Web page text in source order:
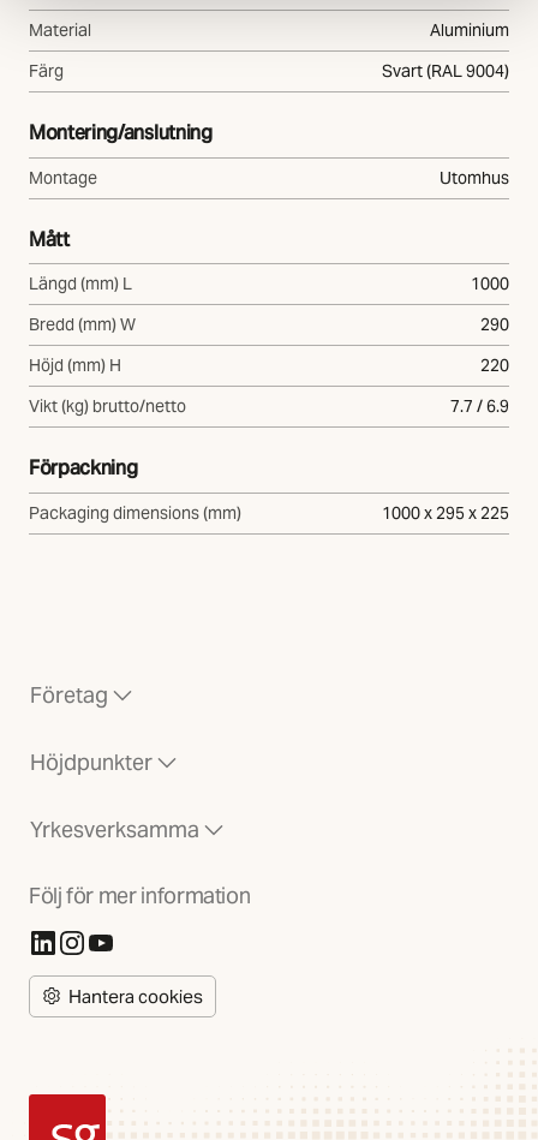
Material
Aluminium
Färg
Svart (RAL 9004)
Montering/anslutning
Montage Utomhus
Mått
Längd (mm) L
1000
Bredd (mm) W
290
Höjd (mm) H
220
Vikt (kg) brutto/netto
7.7 / 6.9
Förpackning
Packaging dimensions (mm) 1000 x 295 x 225
Företag
Höjdpunkter
Yrkesverksamma
Följ för mer information
(Öppnas i ny flik)
(Öppnas i ny flik)
(Öppnas i ny flik)
Hantera cookies